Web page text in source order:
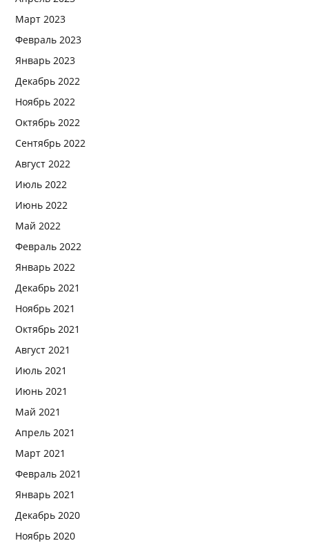
Март 2023
Февраль 2023
Январь 2023
Декабрь 2022
Ноябрь 2022
Октябрь 2022
Сентябрь 2022
Август 2022
Июль 2022
Июнь 2022
Май 2022
Февраль 2022
Январь 2022
Декабрь 2021
Ноябрь 2021
Октябрь 2021
Август 2021
Июль 2021
Июнь 2021
Май 2021
Апрель 2021
Март 2021
Февраль 2021
Январь 2021
Декабрь 2020
Ноябрь 2020